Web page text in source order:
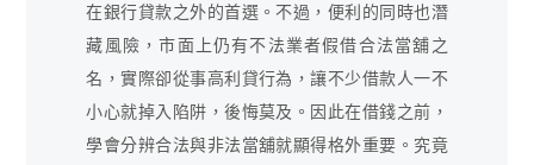
在銀行貸款之外的首選。不過，便利的同時也潛
藏風險，市面上仍有不法業者假借合法當舖之
名，實際卻從事高利貸行為，讓不少借款人一不
小心就掉入陷阱，後悔莫及。因此在借錢之前，
學會分辨合法與非法當舖就顯得格外重要。究竟